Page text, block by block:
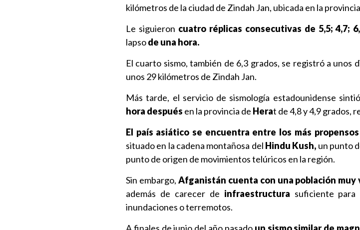
kilómetros de la ciudad de Zindah Jan, ubicada en la
Le siguieron cuatro réplicas consecutivas de 5,5; 4,7;
lapsode una hora.
El cuarto sismo, también de 6,3 grados, se registró a unos
unos 29 kilómetros de Zindah Jan.
Más tarde, el servicio de sismología estadounidense sintió
hora después en la provincia de Herat de 4,8 y 4,9 grados,
El país asiático se encuentra entre los más
situado en la cadena montañosa del Hindu Kush, un punto
punto de origen de movimientos telúricos en la región.
Sin embargo, Afganistán cuenta con una población
además de carecer de infraestructura suficiente
inundaciones o terremotos.